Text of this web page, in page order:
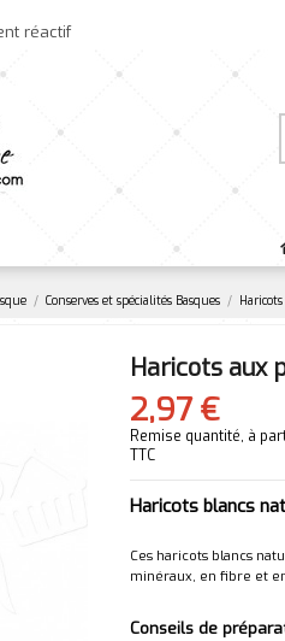
réactif
Conserves et spécialités Basques
Haricots aux
2,97 €
Remise quantité, à
TTC
Haricots blancs
Ces haricots blancs
minéraux, en fibre et
Conseils de